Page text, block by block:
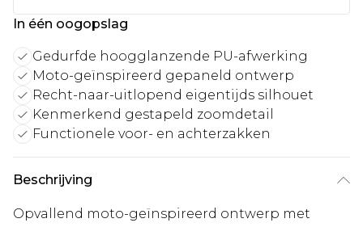
In één oogopslag
Gedurfde hoogglanzende PU-afwerking
Moto-geïnspireerd gepaneld ontwerp
Recht-naar-uitlopend eigentijds silhouet
Kenmerkend gestapeld zoomdetail
Functionele voor- en achterzakken
Beschrijving
Opvallend moto-geïnspireerd ontwerp met